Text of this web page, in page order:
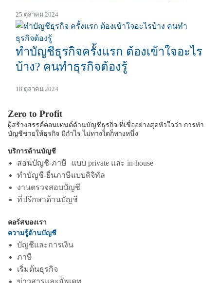
25 ตุลาคม 2024
ทำบัญชีธุรกิจครั้งแรก ต้องเข้าใจอะไร
บ้าง? คนทำธุรกิจต้องรู้
18 ตุลาคม 2024
Zero to Profit
ผู้สร้างสรรค์คอนเทนต์ด้านบัญชีธุรกิจ ที่เชื่ออย่างสุดหัวใจว่า การทำ
บัญชีช่วยให้ธุรกิจ มีกำไร ไม่ทางใดก็ทางหนึ่ง
บริการด้านบัญชี
สอนบัญชี-ภาษี แบบ private และ in-house
ทำบัญชี-ยื่นภาษีแบบดิจิทัล
งานตรวจสอบบัญชี
ที่ปรึกษาด้านบัญชี
คอร์สของเรา
ความรู้ด้านบัญชี
บัญชีและการเงิน
ภาษี
เริ่มต้นธุรกิจ
ข่าวสารและอัพเดท